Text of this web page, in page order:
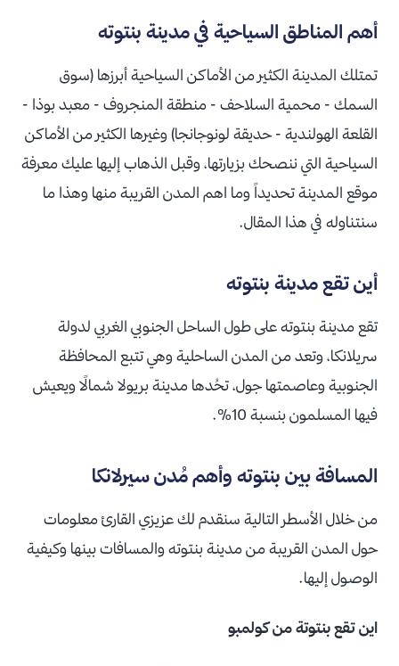
أهم المناطق السياحية في مدينة بنتوته
تمتلك المدينة الكثير من الأماكن السياحية أبرزها (سوق
السمك - محمية السلاحف - منطقة المنجروف - معبد بوذا -
القلعة الهولندية - حديقة لونوجانجا) وغيرها الكثير من الأماكن
السياحية التي ننصحك بزيارتها، وقبل الذهاب إليها عليك معرفة
موقع المدينة تحديداً وما اهم المدن القريبة منها وهذا ما
سنتناوله في هذا المقال.
أين تقع مدينة بنتوته
تقع مدينة بنتوته على طول الساحل الجنوبي الغربي لدولة
سريلانكا، وتعد من المدن الساحلية وهي تتبع المحافظة
الجنوبية وعاصمتها جول، تحُدها مدينة بريولا شمالًا ويعيش
فيها المسلمون بنسبة 10%.
المسافة بين بنتوته وأهم مُدن سيرلانكا
من خلال الأسطر التالية سنقدم لك عزيزي القارئ معلومات
حول المدن القريبة من مدينة بنتوته والمسافات بينها وكيفية
الوصول إليها.
اين تقع بنتوتة من كولمبو